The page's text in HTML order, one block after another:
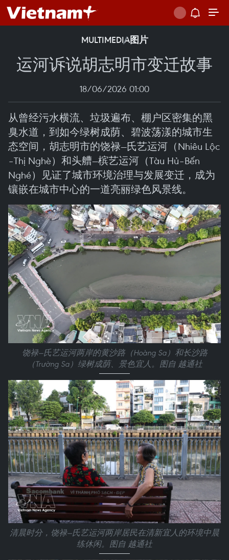
MULTIMEDIA图片
运河诉说胡志明市变迁故事
18/06/2026 01:00
从曾经污水横流、垃圾遍布、棚户区密集的黑
臭水道，到如今绿树成荫、碧波荡漾的城市生
态空间，胡志明市的饶禄—氏艺运河（Nhiêu Lộc
–Thị Nghè）和头艚—槟艺运河（Tàu Hủ–Bến
Nghé）见证了城市环境治理与发展变迁，成为
镶嵌在城市中心的一道亮丽绿色风景线。
饶禄—氏艺运河两岸的黄沙路（Hoàng Sa）和长沙路
（Trường Sa）绿树成荫、景色宜人。图自 越通社
清晨时分，饶禄—氏艺运河两岸居民在清新宜人的环境中晨
练休闲。图自 越通社